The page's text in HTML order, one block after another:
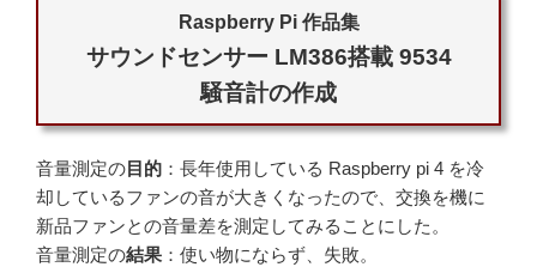
Raspberry Pi 作品集
サウンドセンサー LM386搭載 9534
騒音計の作成
音量測定の目的 ：長年使用している Raspberry pi 4 を冷
却しているファンの音が大きくなったので、交換を機に
新品ファンとの音量差を測定してみることにした。
音量測定の結果 ：使い物にならず、失敗。